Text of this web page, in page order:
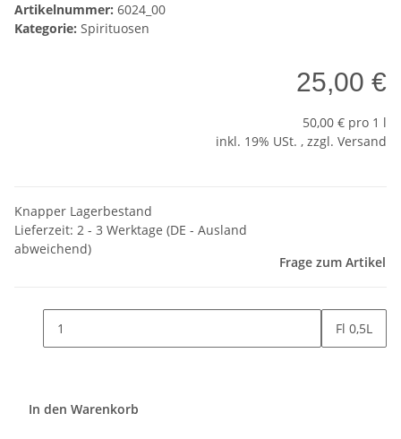
Artikelnummer: 6024_00
Kategorie: Spirituosen
25,00 €
50,00 € pro 1 l
inkl. 19% USt. , zzgl. Versand
Knapper Lagerbestand
Lieferzeit: 2 - 3 Werktage (DE - Ausland
abweichend)
Frage zum Artikel
Fl 0,5L
In den Warenkorb